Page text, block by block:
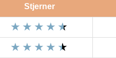
Stjerner